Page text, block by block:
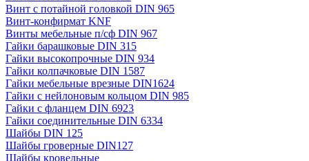
Винт с потайной головкой DIN 965
Винт-конфирмат KNF
Винты мебельные п/сф DIN 967
Гайки барашковые DIN 315
Гайки высокопрочные DIN 934
Гайки колпачковые DIN 1587
Гайки мебельные врезные DIN1624
Гайки с нейлоновым кольцом DIN 985
Гайки с фланцем DIN 6923
Гайки соединительные DIN 6334
Шайбы DIN 125
Шайбы гроверные DIN127
Шайбы кровельные